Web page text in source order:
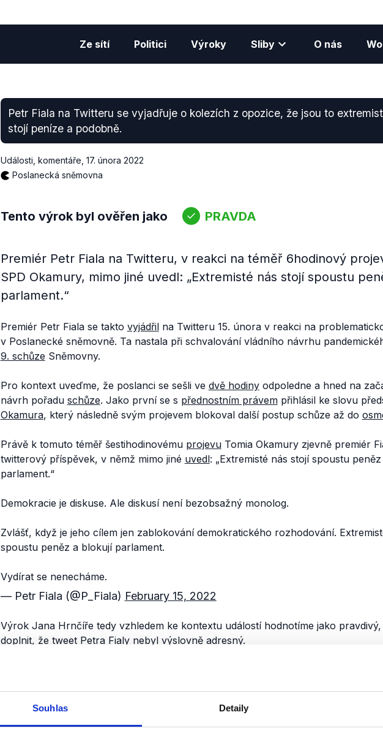
Souhlas Detaily
Ze sítí Politici Výroky Sliby O nás
Petr Fiala na Twitteru se vyjadřuje o kolezích z opozice, že jsou to
stojí peníze a podobně.
Události, komentáře 17. února 2022
Poslanecká sněmovna
Tento výrok byl ověřen jako PRAVDA
Premiér Petr Fiala na Twitteru, v reakci na téměř 6hodinový
SPD Okamury, mimo jiné uvedl: „Extremisté nás stojí spoustu
parlament.“
Premiér Petr Fiala se takto vyjádřilna Twitteru 15. února v reakci na
v Poslanecké sněmovně. Ta nastala při schvalování vládního návrhu
9. schůze Sněmovny.
Pro kontext uveďme, že poslanci se sešli ve dvě hodinyodpoledne a hned na
návrh pořadu schůze. Jako první se s přednostním právempřihlásil ke slovu
Okamura, který následně svým projevem blokoval další postup schůze až do
Právě k tomuto téměř šestihodinovému projevuTomia Okamury zjevně premiér
twitterový příspěvek, v němž mimo jiné uvedl: „Extremisté nás stojí spoustu
parlament.“
Demokracie je diskuse. Ale diskusí není bezobsažný monolog.
Zvlášť, když je jeho cílem jen zablokování demokratického rozhodování.
spoustu peněz a blokují parlament.
Vydírat se nenecháme.
— Petr Fiala (@P_Fiala) February 15, 2022
Výrok Jana Hrnčíře tedy vzhledem ke kontextu událostí hodnotíme jako
doplnit, že tweet Petra Fialy nebyl výslovně adresný.
Obstrukce ve Sněmovně
22. února 2022